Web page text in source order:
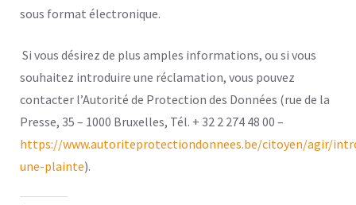
sous format électronique.
Si vous désirez de plus amples informations, ou si vous
souhaitez introduire une réclamation, vous pouvez
contacter l’Autorité de Protection des Données (rue de la
Presse, 35 – 1000 Bruxelles, Tél. + 32 2 274 48 00 –
https://www.autoriteprotectiondonnees.be/citoyen/agir/
une-plainte).